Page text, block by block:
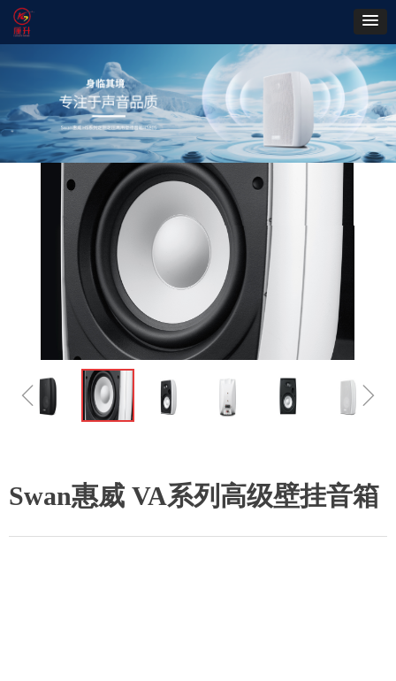
会议系统 ꄲ Swan惠威 VA系列高级壁挂音箱
ꁆ ꁇ
Swan惠威 VA系列高级壁挂音箱